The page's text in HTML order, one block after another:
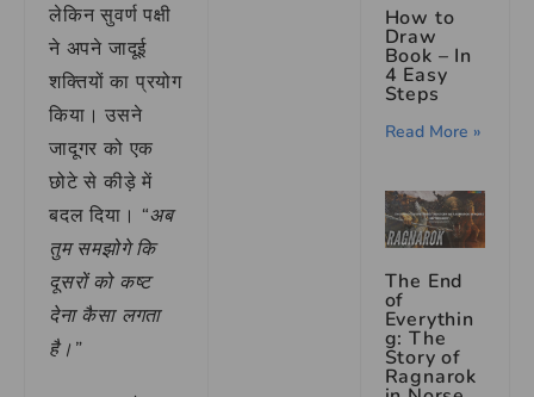
लेकिन सुवर्ण पक्षी
ने अपने जादूई
शक्तियों का प्रयोग
किया। उसने
जादूगर को एक
छोटे से कीड़े में
बदल दिया। “अब
तुम समझोगे कि
दूसरों को कष्ट
देना कैसा लगता
है।”
How to
Draw
Book – In
4 Easy
Steps
Read More »
The End
of
Everythin
g: The
Story of
Ragnarok